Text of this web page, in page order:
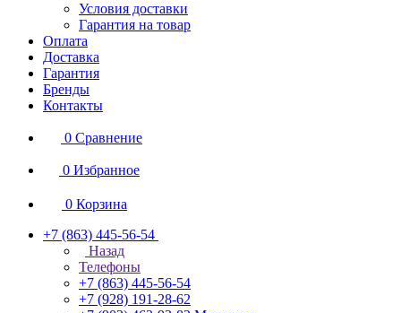
Условия доставки
Гарантия на товар
Оплата
Доставка
Гарантия
Бренды
Контакты
0 Сравнение
0 Избранное
0 Корзина
+7 (863) 445-56-54
Назад
Телефоны
+7 (863) 445-56-54
+7 (928) 191-28-62